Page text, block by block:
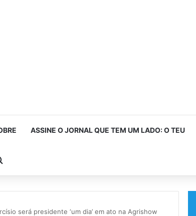
ASSINE O JORNAL QUE TEM UM LADO: O TEU
skin
será presidente ‘um dia’ em ato na Agrishow